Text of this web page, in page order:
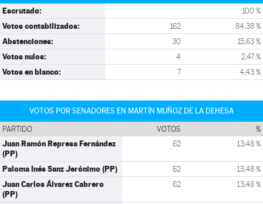
Escrutado: 100 %
Votos contabilizados: 162 84,38 %
Abstenciones: 30 15,63 %
Votos nulos: 4 2,47 %
Votos en blanco: 7 4,43 %
VOTOS POR SENADORES EN MARTÍN MUÑOZ DE LA DEHESA
PARTIDO VOTOS %
Juan Ramón Represa Fernández
(PP)
62 13,48 %
Paloma Inés Sanz Jerónimo (PP) 62 13,48 %
Juan Carlos Álvarez Cabrero
(PP)
62 13,48 %